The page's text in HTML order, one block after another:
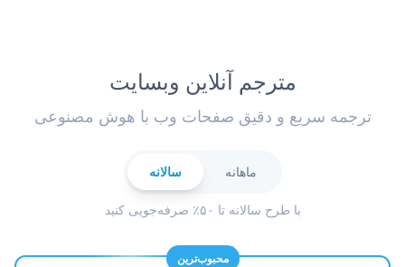
مترجم آنلاین وبسایت
ترجمه سریع و دقیق صفحات وب با هوش مصنوعی
ماهانه سالانه
با طرح سالانه تا ۵۰٪ صرفه‌جویی کنید
محبوب‌ترین